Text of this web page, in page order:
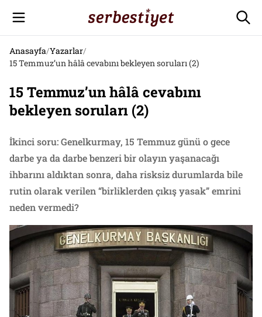
Anasayfa/Yazarlar/
15 Temmuz’un hâlâ cevabını bekleyen soruları (2)
15 Temmuz’un hâlâ cevabını
bekleyen soruları (2)
İkinci soru: Genelkurmay, 15 Temmuz günü o gece
darbe ya da darbe benzeri bir olayın yaşanacağı
ihbarını aldıktan sonra, daha risksiz durumlarda bile
rutin olarak verilen “birliklerden çıkış yasak” emrini
neden vermedi?